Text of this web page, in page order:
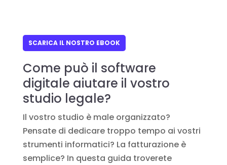
SCARICA IL NOSTRO EBOOK
Come può il software
digitale aiutare il vostro
studio legale?
Il vostro studio è male organizzato?
Pensate di dedicare troppo tempo ai vostri
strumenti informatici? La fatturazione è
semplice? In questa guida troverete